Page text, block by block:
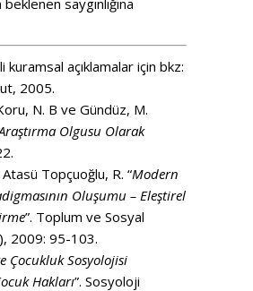
kuramsal açıklamalar için bkz:
2005.
N. B ve Gündüz, M.
Olgusu Olarak
Topçuoğlu, R. “Modern
Oluşumu – Eleştirel
”. Toplum ve Sosyal
2009: 95-103.
Çocukluk Sosyolojisi
Hakları”. Sosyoloji